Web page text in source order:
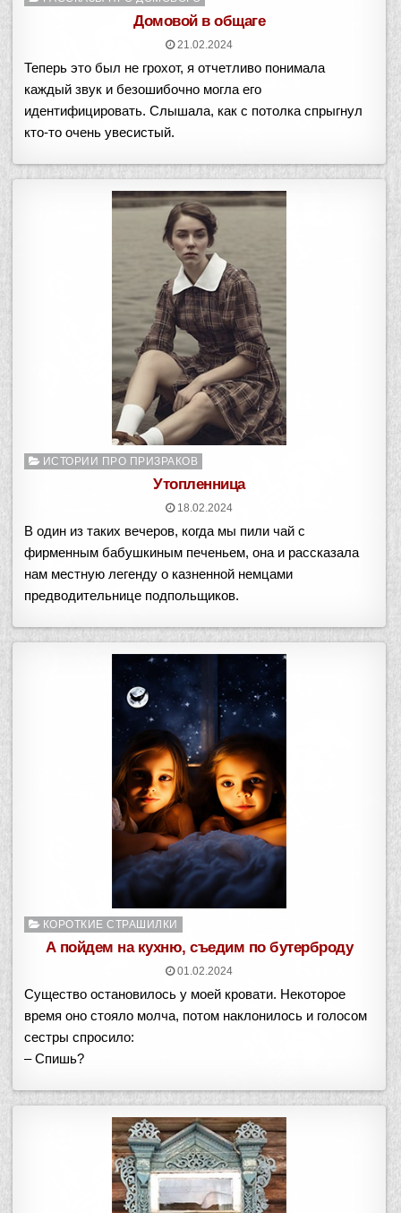
Домовой в общаге
21.02.2024
Теперь это был не грохот, я отчетливо понимала
каждый звук и безошибочно могла его
идентифицировать. Слышала, как с потолка спрыгнул
кто-то очень увесистый.
Опубликовано
ИСТОРИИ ПРО ПРИЗРАКОВ
Утопленница
18.02.2024
В один из таких вечеров, когда мы пили чай с
фирменным бабушкиным печеньем, она и рассказала
нам местную легенду о казненной немцами
предводительнице подпольщиков.
Опубликовано
КОРОТКИЕ СТРАШИЛКИ
А пойдем на кухню, съедим по бутерброду
01.02.2024
Существо остановилось у моей кровати. Некоторое
время оно стояло молча, потом наклонилось и голосом
сестры спросило:
– Спишь?